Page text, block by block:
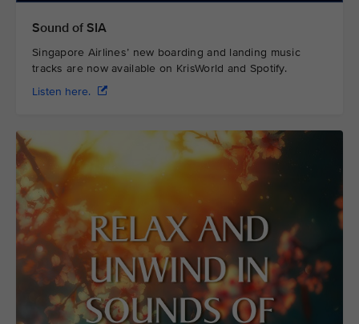
Sound of SIA
Singapore Airlines’ new boarding and landing music
tracks are now available on KrisWorld and Spotify.
Listen here.